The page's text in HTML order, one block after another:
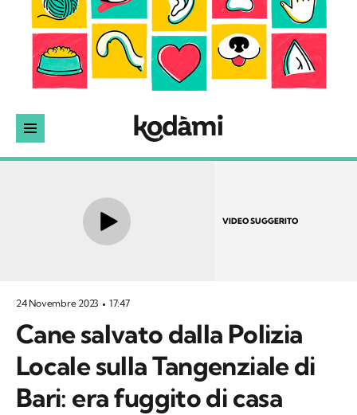
VIDEO SUGGERITO
24 Novembre 2023 17:47
Cane salvato dalla Polizia
Locale sulla Tangenziale di
Bari: era fuggito di casa